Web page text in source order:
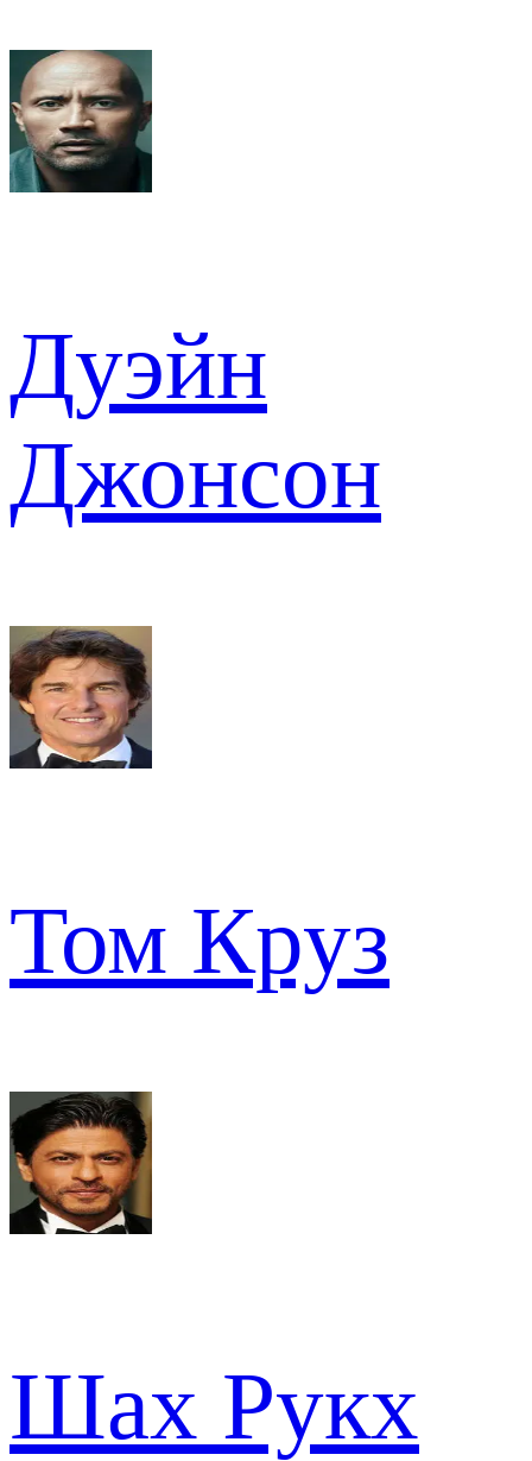
Дуэйн
Джонсон
Том Круз
Шах Рукх